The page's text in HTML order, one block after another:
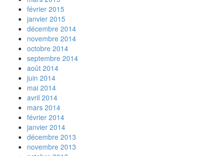
février 2015
janvier 2015
décembre 2014
novembre 2014
octobre 2014
septembre 2014
août 2014
juin 2014
mai 2014
avril 2014
mars 2014
février 2014
janvier 2014
décembre 2013
novembre 2013